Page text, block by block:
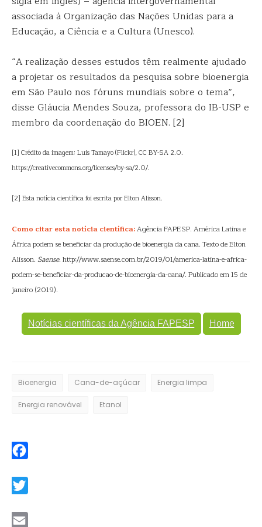
associada à Organização das Nações Unidas para a
Educação, a Ciência e a Cultura (Unesco).
“A realização desses estudos têm realmente ajudado
a projetar os resultados da pesquisa sobre bioenergia
em São Paulo nos fóruns mundiais sobre o tema”,
disse Gláucia Mendes Souza, professora do IB-USP e
membro da coordenação do BIOEN. [2]
[1] Crédito da imagem: Luis Tamayo (Flickr), CC BY-SA 2.0.
https://creativecommons.org/licenses/by-sa/2.0/.
[2] Esta notícia científica foi escrita por Elton Alisson.
Como citar esta notícia científica:Agência FAPESP. América Latina e
África podem se beneficiar da produção de bioenergia da cana. Texto de Elton
Alisson. Saense. http://www.saense.com.br/2019/01/america-latina-e-africa-
podem-se-beneficiar-da-producao-de-bioenergia-da-cana/. Publicado em 15 de
janeiro (2019).
Notícias científicas da Agência FAPESP Home
Bioenergia Cana-de-açúcar Energia limpa
Energia renovável Etanol